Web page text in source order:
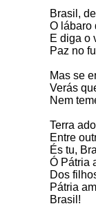
Brasil,
O lábaro
E diga o
Paz no
Mas se
Verás
Nem
Terra
Entre
És tu,
Ó Pátria
Dos
Pátria
Brasil!